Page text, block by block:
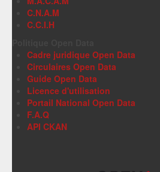
C.N.A.M
C.C.I.H
Cadre juridique Open Data
Circulaires Open Data
Guide Open Data
Licence d'utilisation
Portail National Open Data
F.A.Q
API CKAN